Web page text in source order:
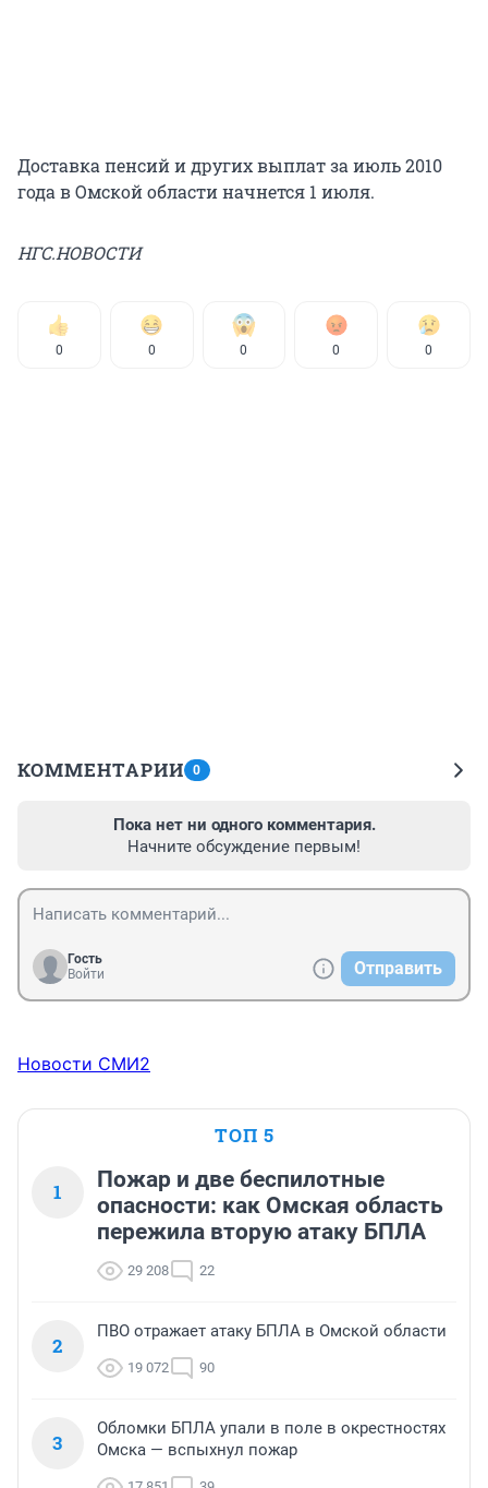
Доставка пенсий и других выплат за июль 2010
года в Омской области начнется 1 июля.
НГС.НОВОСТИ
0 0 0 0 0
КОММЕНТАРИИ 0
Пока нет ни одного комментария.
Начните обсуждение первым!
Гость
Войти
Отправить
Новости СМИ2
ТОП 5
1
Пожар и две беспилотные
опасности: как Омская область
пережила вторую атаку БПЛА
29 208 22
2
ПВО отражает атаку БПЛА в Омской области
19 072 90
3
Обломки БПЛА упали в поле в окрестностях
Омска — вспыхнул пожар